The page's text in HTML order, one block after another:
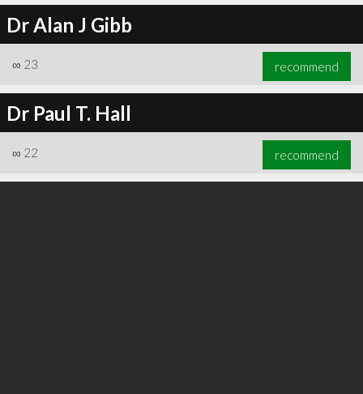
Dr Alan J Gibb
∞ 23 recommend
Dr Paul T. Hall
∞ 22 recommend